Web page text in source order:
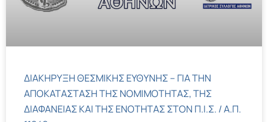
ΔΙΑΚΗΡΥΞΗ ΘΕΣΜΙΚΗΣ ΕΥΘΥΝΗΣ – ΓΙΑ ΤΗΝ
ΑΠΟΚΑΤΑΣΤΑΣΗ ΤΗΣ ΝΟΜΙΜΟΤΗΤΑΣ, ΤΗΣ
ΔΙΑΦΑΝΕΙΑΣ ΚΑΙ ΤΗΣ ΕΝΟΤΗΤΑΣ ΣΤΟΝ Π.Ι.Σ. / Α.Π.